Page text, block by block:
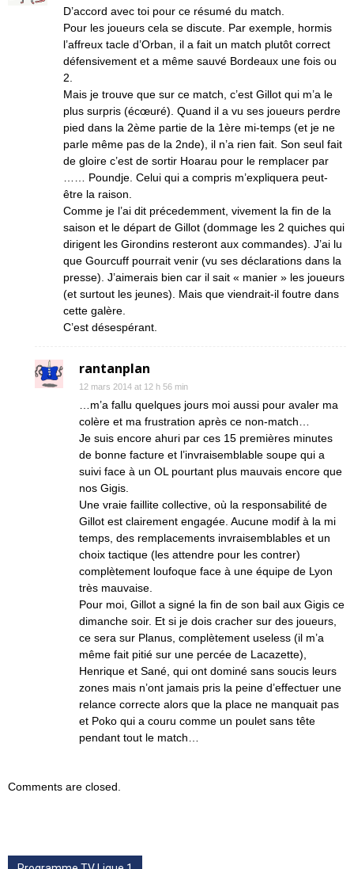
D’accord avec toi pour ce résumé du match.
Pour les joueurs cela se discute. Par exemple, hormis
l’affreux tacle d’Orban, il a fait un match plutôt correct
défensivement et a même sauvé Bordeaux une fois ou
2.
Mais je trouve que sur ce match, c’est Gillot qui m’a le
plus surpris (écœuré). Quand il a vu ses joueurs perdre
pied dans la 2ème partie de la 1ère mi-temps (et je ne
parle même pas de la 2nde), il n’a rien fait. Son seul fait
de gloire c’est de sortir Hoarau pour le remplacer par
…… Poundje. Celui qui a compris m’expliquera peut-
être la raison.
Comme je l’ai dit précedemment, vivement la fin de la
saison et le départ de Gillot (dommage les 2 quiches qui
dirigent les Girondins resteront aux commandes). J’ai lu
que Gourcuff pourrait venir (vu ses déclarations dans la
presse). J’aimerais bien car il sait « manier » les joueurs
(et surtout les jeunes). Mais que viendrait-il foutre dans
cette galère.
C’est désespérant.
rantanplan
12 mars 2014 at 12 h 56 min
…m’a fallu quelques jours moi aussi pour avaler ma
colère et ma frustration après ce non-match…
Je suis encore ahuri par ces 15 premières minutes
de bonne facture et l’invraisemblable soupe qui a
suivi face à un OL pourtant plus mauvais encore que
nos Gigis.
Une vraie faillite collective, où la responsabilité de
Gillot est clairement engagée. Aucune modif à la mi
temps, des remplacements invraisemblables et un
choix tactique (les attendre pour les contrer)
complètement loufoque face à une équipe de Lyon
très mauvaise.
Pour moi, Gillot a signé la fin de son bail aux Gigis ce
dimanche soir. Et si je dois cracher sur des joueurs,
ce sera sur Planus, complètement useless (il m’a
même fait pitié sur une percée de Lacazette),
Henrique et Sané, qui ont dominé sans soucis leurs
zones mais n’ont jamais pris la peine d’effectuer une
relance correcte alors que la place ne manquait pas
et Poko qui a couru comme un poulet sans tête
pendant tout le match…
Comments are closed.